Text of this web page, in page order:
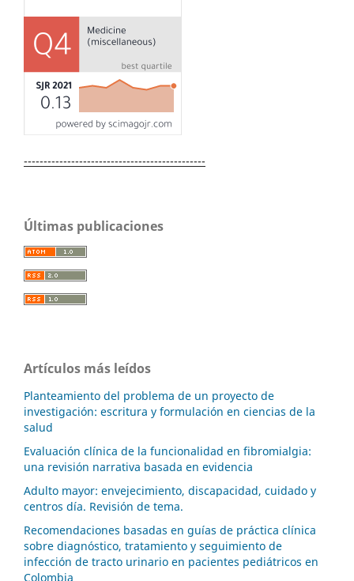
----------------------------------------------
Últimas publicaciones
Artículos más leídos
Planteamiento del problema de un proyecto de
investigación: escritura y formulación en ciencias de la
salud
Evaluación clínica de la funcionalidad en fibromialgia:
una revisión narrativa basada en evidencia
Adulto mayor: envejecimiento, discapacidad, cuidado y
centros día. Revisión de tema.
Recomendaciones basadas en guías de práctica clínica
sobre diagnóstico, tratamiento y seguimiento de
infección de tracto urinario en pacientes pediátricos en
Colombia